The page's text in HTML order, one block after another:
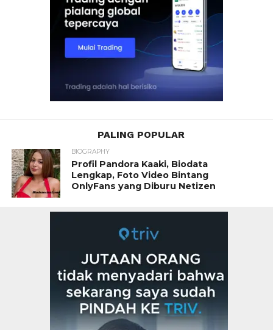
PALING POPULAR
BIOGRAPHY
Profil Pandora Kaaki, Biodata
Lengkap, Foto Video Bintang
OnlyFans yang Diburu Netizen